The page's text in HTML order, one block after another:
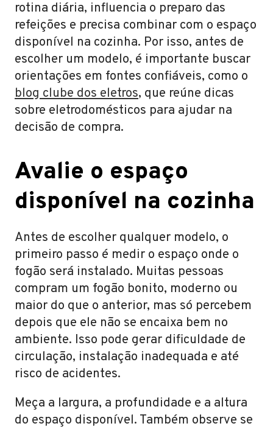
rotina diária, influencia o preparo das
refeições e precisa combinar com o espaço
disponível na cozinha. Por isso, antes de
escolher um modelo, é importante buscar
orientações em fontes confiáveis, como o
blog clube dos eletros, que reúne dicas
sobre eletrodomésticos para ajudar na
decisão de compra.
Avalie o espaço
disponível na cozinha
Antes de escolher qualquer modelo, o
primeiro passo é medir o espaço onde o
fogão será instalado. Muitas pessoas
compram um fogão bonito, moderno ou
maior do que o anterior, mas só percebem
depois que ele não se encaixa bem no
ambiente. Isso pode gerar dificuldade de
circulação, instalação inadequada e até
risco de acidentes.
Meça a largura, a profundidade e a altura
do espaço disponível. Também observe se